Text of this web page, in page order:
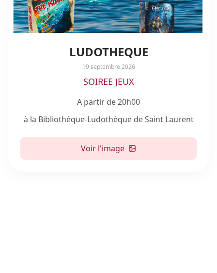
LUDOTHEQUE
19 septembre 2026
SOIREE JEUX
A partir de 20h00
à la Bibliothèque-Ludothèque de Saint Laurent
Voir l'image